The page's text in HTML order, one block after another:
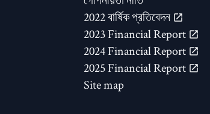
2022 বার্ষিক প্রতিবেদন
2023 Financial Report
2024 Financial Report
2025 Financial Report
Site map